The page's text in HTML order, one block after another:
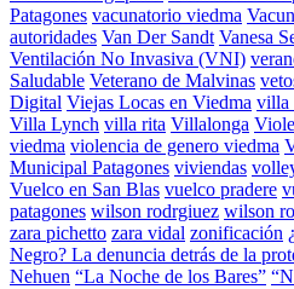
Patagones vacunatorio viedma
autoridades Van Der Sandt Vanesa
Ventilación No Invasiva (VNI)
Saludable Veterano de Malvinas
Digital Viejas Locas en Viedma villa
Villa Lynch villa rita Villalonga
viedma violencia de genero viedma
Municipal Patagones viviendas
Vuelco en San Blas vuelco pradere
patagones wilson rodrgiuez wilson
zara pichetto zara vidal zonificación
Negro? La denuncia detrás de la
Nehuen “La Noche de los Bares”